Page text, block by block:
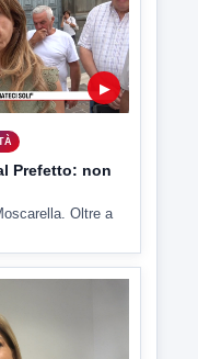
di Santa
Prefetto: non
Oltre a